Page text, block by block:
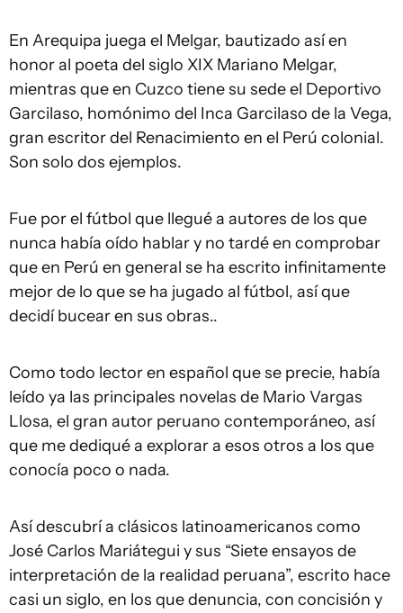
En Arequipa juega el Melgar, bautizado así en
honor al poeta del siglo XIX Mariano Melgar,
mientras que en Cuzco tiene su sede el Deportivo
Garcilaso, homónimo del Inca Garcilaso de la Vega,
gran escritor del Renacimiento en el Perú colonial.
Son solo dos ejemplos.
Fue por el fútbol que llegué a autores de los que
nunca había oído hablar y no tardé en comprobar
que en Perú en general se ha escrito infinitamente
mejor de lo que se ha jugado al fútbol, así que
decidí bucear en sus obras..
Como todo lector en español que se precie, había
leído ya las principales novelas de Mario Vargas
Llosa, el gran autor peruano contemporáneo, así
que me dediqué a explorar a esos otros a los que
conocía poco o nada.
Así descubrí a clásicos latinoamericanos como
José Carlos Mariátegui y sus “Siete ensayos de
interpretación de la realidad peruana”, escrito hace
casi un siglo, en los que denuncia, con concisión y